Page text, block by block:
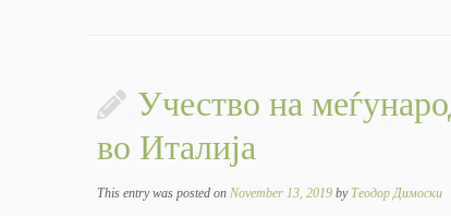
Учество на
во Италија
This entry was posted on November 13, 2019 by Теодор Димоски